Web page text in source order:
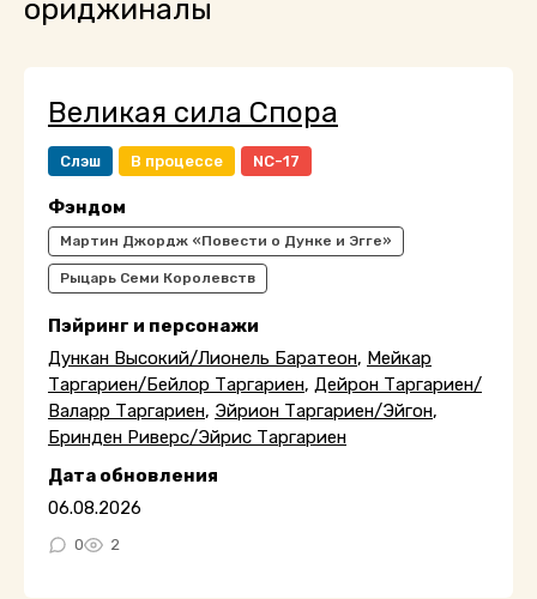
ориджиналы
Великая сила Спора
Слэш В процессе NC-17
Фэндом
Мартин Джордж «Повести о Дунке и Эгге»
Рыцарь Семи Королевств
Пэйринг и персонажи
Дункан Высокий/Лионель Баратеон, Мейкар
Таргариен/Бейлор Таргариен, Дейрон Таргариен/
Валарр Таргариен, Эйрион Таргариен/Эйгон,
Бринден Риверс/Эйрис Таргариен
Дата обновления
06.08.2026
0 2